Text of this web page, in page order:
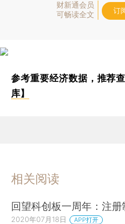
财新通会员
可畅读全文
订
参考重要经济数据，推荐
库】
相关阅读
回望科创板一周年：注
2020年07月18日 APP打开